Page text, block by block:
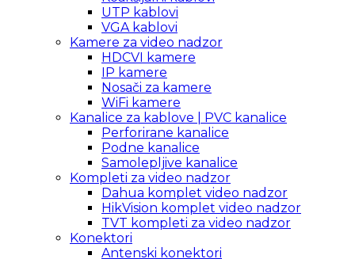
UTP kablovi
VGA kablovi
Kamere za video nadzor
HDCVI kamere
IP kamere
Nosači za kamere
WiFi kamere
Kanalice za kablove | PVC kanalice
Perforirane kanalice
Podne kanalice
Samolepljive kanalice
Kompleti za video nadzor
Dahua komplet video nadzor
HikVision komplet video nadzor
TVT kompleti za video nadzor
Konektori
Antenski konektori